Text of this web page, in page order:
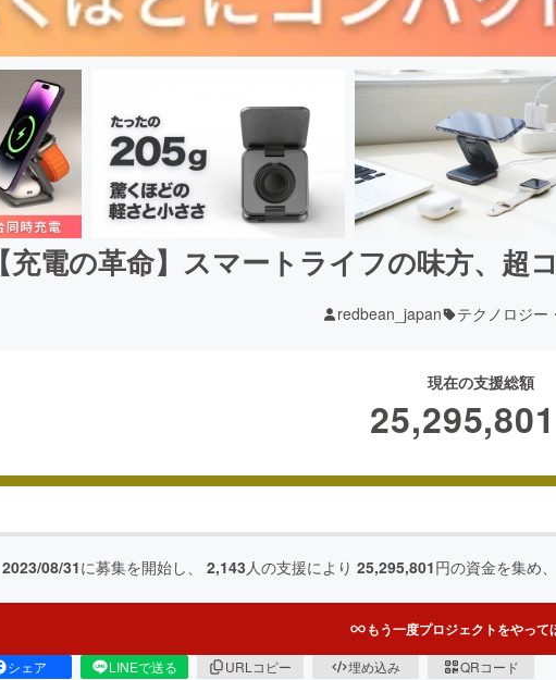
【充電の革命】スマートライフの味方、
redbean_japan テクノロジー
現在の支援総額
25,295,801
2023/08/31に募集を開始し、 2,143人の支援により 25,295,801円の資金を集め、
もう一度プロジェクトをやって
シェア LINEで送る URLコピー 埋め込み QRコード